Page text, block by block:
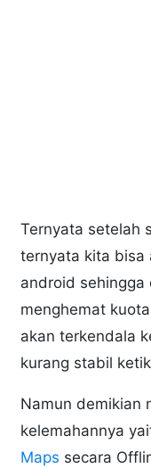
Ternyata setelah
ternyata kita bisa
android
menghemat
akan terkendala
kurang stabil
Namun demikian
kelemahannya
Maps secara